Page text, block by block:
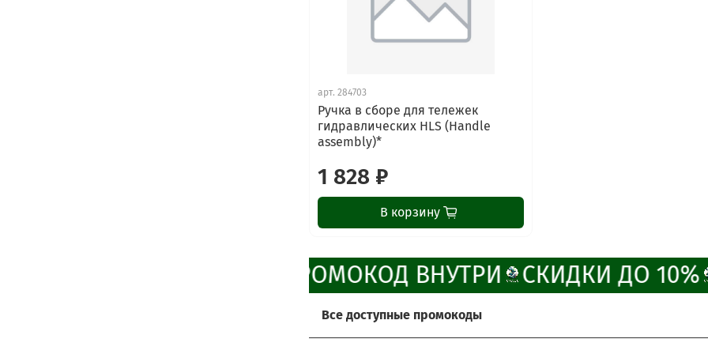
арт.284703
Ручка в сборе для тележек
гидравлических HLS (Handle
assembly)*
1 828 ₽
В корзину
ПРОМОКОД ВНУТРИ СКИДКИ ДО 10%
Все доступные промокоды